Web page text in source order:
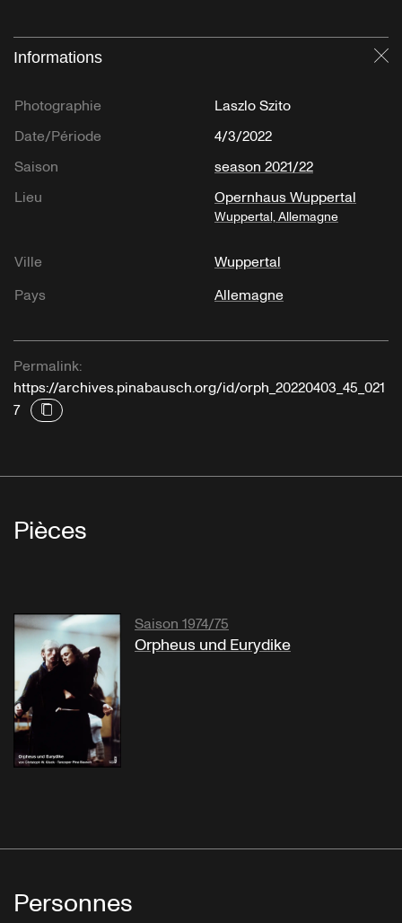
Informations
Photographie
Laszlo Szito
Date/Période
4/3/2022
Saison
season 2021/22
Lieu
Opernhaus Wuppertal
Wuppertal, Allemagne
Ville
Wuppertal
Pays
Allemagne
Permalink:
https://archives.pinabausch.org/id/orph_20220403_45_021
7
Pièces
Saison 1974/75
Orpheus und Eurydike
Personnes